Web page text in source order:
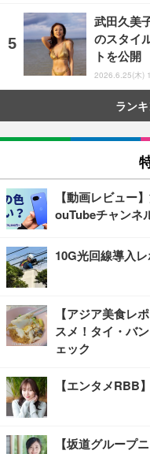
武田久美
のスタイ
トを公開
2026.6.25(木)
ラン
【動画レビュー
ouTubeチャンネ
10G光回線導入
【アジア美食レ
スメ！タイ・バ
ェック
【エンタメRBB
【坂道グループ